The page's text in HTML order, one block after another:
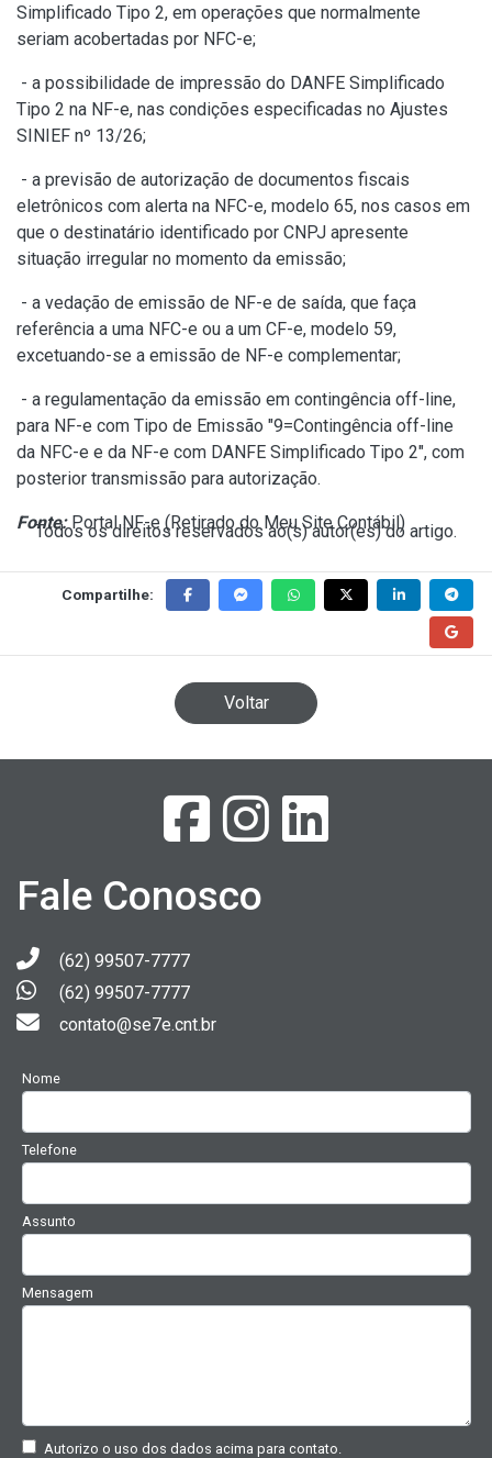
Simplificado Tipo 2, em operações que normalmente
seriam acobertadas por NFC-e;
- a possibilidade de impressão do DANFE Simplificado
Tipo 2 na NF-e, nas condições especificadas no Ajustes
SINIEF nº 13/26;
- a previsão de autorização de documentos fiscais
eletrônicos com alerta na NFC-e, modelo 65, nos casos em
que o destinatário identificado por CNPJ apresente
situação irregular no momento da emissão;
- a vedação de emissão de NF-e de saída, que faça
referência a uma NFC-e ou a um CF-e, modelo 59,
excetuando-se a emissão de NF-e complementar;
- a regulamentação da emissão em contingência off-line,
para NF-e com Tipo de Emissão "9=Contingência off-line
da NFC-e e da NF-e com DANFE Simplificado Tipo 2", com
posterior transmissão para autorização.
Fonte:Portal NF-e (Retirado do Meu Site Contábil)
Todos os direitos reservados ao(s) autor(es) do artigo.
Compartilhe:
Voltar
Fale Conosco
(62) 99507-7777
(62) 99507-7777
contato@se7e.cnt.br
Nome
Telefone
Assunto
Mensagem
Autorizo o uso dos dados acima para contato.